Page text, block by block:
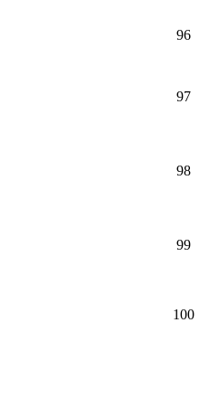
96
97
98
99
100